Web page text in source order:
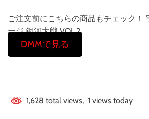
ご注文前にこちらの商品もチェック！
ージ 銀河大戦 VOL.2
DMMで見る
1,628 total views, 1 views today